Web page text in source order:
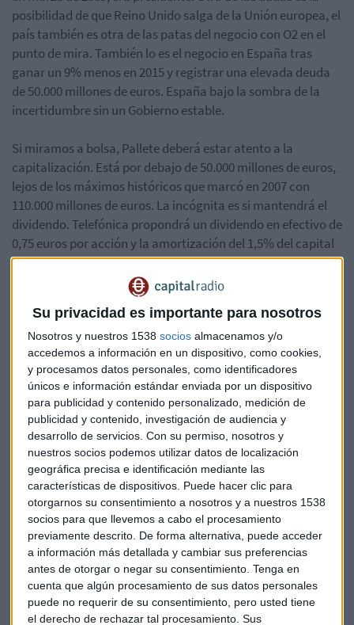
Su privacidad es importante para nosotros
Nosotros y nuestros 1538 socios almacenamos y/o
accedemos a información en un dispositivo, como cookies,
y procesamos datos personales, como identificadores
únicos e información estándar enviada por un dispositivo
para publicidad y contenido personalizado, medición de
publicidad y contenido, investigación de audiencia y
desarrollo de servicios. Con su permiso, nosotros y
nuestros socios podemos utilizar datos de localización
geográfica precisa e identificación mediante las
características de dispositivos. Puede hacer clic para
otorgarnos su consentimiento a nosotros y a nuestros 1538
socios para que llevemos a cabo el procesamiento
previamente descrito. De forma alternativa, puede acceder
a información más detallada y cambiar sus preferencias
antes de otorgar o negar su consentimiento. Tenga en
cuenta que algún procesamiento de sus datos personales
puede no requerir de su consentimiento, pero usted tiene
el derecho de rechazar tal procesamiento. Sus
posibilidad de que Reino Unido salga de la Unión europea, el
país también es otra de las patas del negocio con O2 en el
punto de mira. También lo es el negocio en España tras
ganar un 9% menos en 2015 y registrar una elevada deuda
de 50.000 millones de euros. España bajo la sombra de la
incertidumbre sin un Gobierno estable.
Si miramos a bolsa, Pallete deberá estar atento a la
capitalización. Está por debajo de 50.000 millones de euros,
lejos de los máximos históricos que marcó en 2007 con
110.000 millones de euros. La incógnita es si mantendrá el
dividendo. Telefónica propondrá un dividendo en efectivo de
0,75 euros por acción y la amortización del 1,5% del capital
si se cierra la venta del negocio en Reino Unido.
Alierta y la era digital
Alierta ostentaba el cargo de presidente de Telefónica desde
el año 2000 cuando abandonó la presidencia de Tabalacera
para a sustituir a Juan Villalonga al frente de la operadora.
Con él llega la apuesta por la internacionalización en países
como Chile, Brasil o Perú y estar presente en 20 paises, la
diversificación de sus negocios, la apuesta por la
digitalización y la recuperación del pago de dividendos.
Lo más destacado, la compra de Vivo en Brasil con su toma
de control en 2010 y la gran operación de compra de los
activos de O2 en Reino Unido, Alemania e Irlanda aunque
ahora está pendiente de su venta al grupo Hutchison
Wampao en su estrategia de desinversiones.
En su mandato, cuenta con compra de GVT que ha